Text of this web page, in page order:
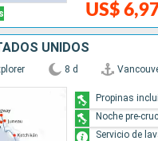
US$
UNIDOS
8 d
Propinas
Noche pre-
Servicio de